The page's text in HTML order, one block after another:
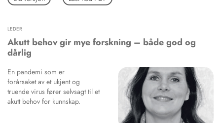
STILLINGER
ANNONSERING
FOR FORFATTERE
About us
LEDER
Akutt behov gir mye forskning – både god og
dårlig
En pandemi som er
forårsaket av et ukjent og
truende virus fører selvsagt til et
akutt behov for kunnskap.